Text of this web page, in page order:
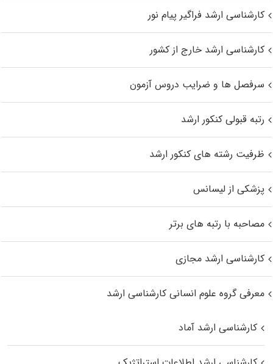
کارشناسی ارشد فراگیر پیام نور
کارشناسی ارشد خارج از کشور
سرفصل ها و ضرایب دروس آزمون
رتبه قبولی کنکور ارشد
ظرفیت رشته های کنکور ارشد
پزشکی از لیسانس
مصاحبه با رتبه های برتر
کارشناسی ارشد مجازی
معرفی گروه علوم انسانی کارشناسی ارشد
کارشناسی ارشد آماد